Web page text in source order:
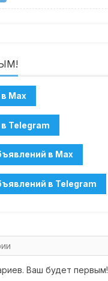
Ваш будет первым!